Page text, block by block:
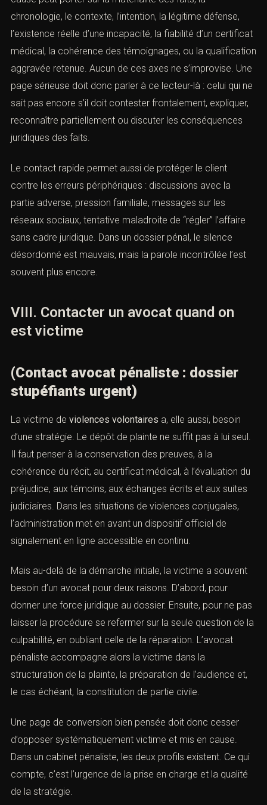
les messages, les explications et les prises de position.
Dans les deux cas, elle affaiblit sa défense. Le premier
rôle de l’avocat pénaliste consiste alors à stabiliser la
situation.
En matière de violences volontaires , la défense du mis
en cause peut porter sur la matérialité des faits, la
chronologie, le contexte, l’intention, la légitime défense,
l’existence réelle d’une incapacité, la fiabilité d’un
qualification aggravée retenue. Aucun de ces axes ne
s’improvise. Une page sérieuse doit donc parler à ce
lecteur-là : celui qui ne sait pas encore s’il doit contester
frontalement, expliquer, reconnaître partiellement ou
discuter les conséquences juridiques des faits.
Le contact rapide permet aussi de protéger le client
partie adverse, pression familiale, messages sur les
réseaux sociaux, tentative maladroite de “régler” l’affaire
souvent plus encore.
VIII. Contacter un avocat quand on
est victime
(Contact avocat pénaliste : dossier
stupéfiants urgent)
La victime deviolences volontairesa, elle aussi, besoin
d’une stratégie. Le dépôt de plainte ne suffit pas à lui
cohérence du récit, au certificat médical, à l’évaluation
du préjudice, aux témoins, aux échanges écrits et aux
suites judiciaires. Dans les situations de violences
conjugales, l’administration met en avant un dispositif
officiel de signalement en ligne accessible en continu.
Mais au-delà de la démarche initiale, la victime a souvent
besoin d’un avocat pour deux raisons. D’abord, pour
pas laisser la procédure se refermer sur la seule
question de la culpabilité, en oubliant celle de la
réparation. L’avocat pénaliste accompagne alors la
victime dans la structuration de la plainte, la préparation
de l’audience et, le cas échéant, la constitution de partie
Combien font